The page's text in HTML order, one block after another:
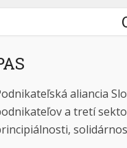
aliancia
a tretí